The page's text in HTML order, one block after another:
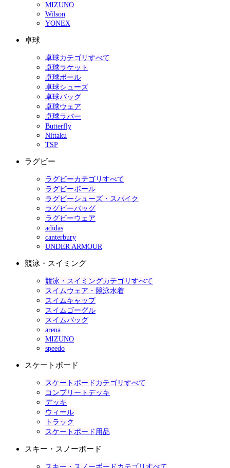
MIZUNO
Wilson
YONEX
卓球
卓球カテゴリすべて
卓球ラケット
卓球ボール
卓球シューズ
卓球バッグ
卓球ウェア
卓球ラバー
Butterfly
Nittaku
TSP
ラグビー
ラグビーカテゴリすべて
ラグビーボール
ラグビーシューズ・スパイク
ラグビーバッグ
ラグビーウェア
adidas
canterbury
UNDER ARMOUR
競泳・スイミング
競泳・スイミングカテゴリすべて
スイムウェア・競泳水着
スイムキャップ
スイムゴーグル
スイムバッグ
arena
MIZUNO
speedo
スケートボード
スケートボードカテゴリすべて
コンプリートデッキ
デッキ
ウィール
トラック
スケートボード用品
スキー・スノーボード